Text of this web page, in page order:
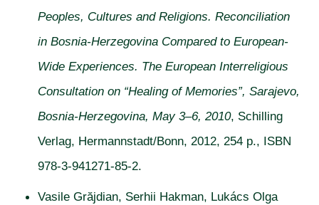
Peoples, Cultures and Religions. Reconciliation
in Bosnia-Herzegovina Compared to European-
Wide Experiences. The European Interreligious
Consultation on “Healing of Memories”, Sarajevo,
Bosnia-Herzegovina, May 3–6, 2010, Schilling
Verlag, Hermannstadt/Bonn, 2012, 254 p., ISBN
978-3-941271-85-2.
Vasile Grăjdian, Serhii Hakman, Lukács Olga